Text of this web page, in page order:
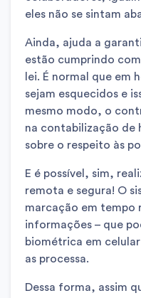
eles não se sintam
Ainda, ajuda a
estão cumprindo
lei. É normal que em
sejam esquecidos e
mesmo modo, o
na contabilização de
sobre o respeito às
E é possível, sim,
remota e segura! O
marcação em tempo
informações – que
biométrica em
as processa.
Dessa forma, assim